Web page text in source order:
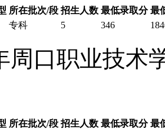
所在批次/段 招生人数 最低录取分 最
专科 5 346
周口职业技术
所在批次/段 招生人数 最低录取分 最